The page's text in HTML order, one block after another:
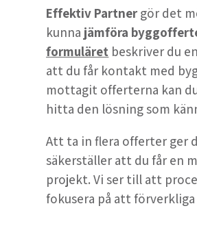
Effektiv Partner gör det
kunna jämföra
formuläret beskriver du
att du får kontakt med
mottagit offerterna kan
hitta den lösning som
Att ta in flera offerter ger
säkerställer att du får en
projekt. Vi ser till att
fokusera på att